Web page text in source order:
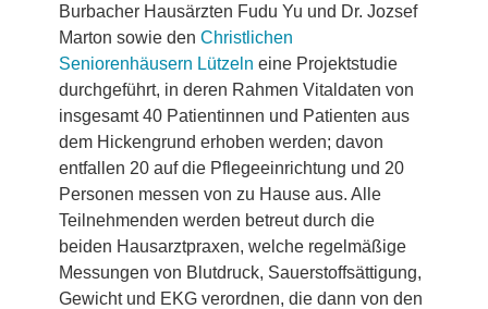
Burbacher Hausärzten Fudu Yu und Dr. Jozsef
Marton sowie den Christlichen
Seniorenhäusern Lützeln eine Projektstudie
durchgeführt, in deren Rahmen Vitaldaten von
insgesamt 40 Patientinnen und Patienten aus
dem Hickengrund erhoben werden; davon
entfallen 20 auf die Pflegeeinrichtung und 20
Personen messen von zu Hause aus. Alle
Teilnehmenden werden betreut durch die
beiden Hausarztpraxen, welche regelmäßige
Messungen von Blutdruck, Sauerstoffsättigung,
Gewicht und EKG verordnen, die dann von den